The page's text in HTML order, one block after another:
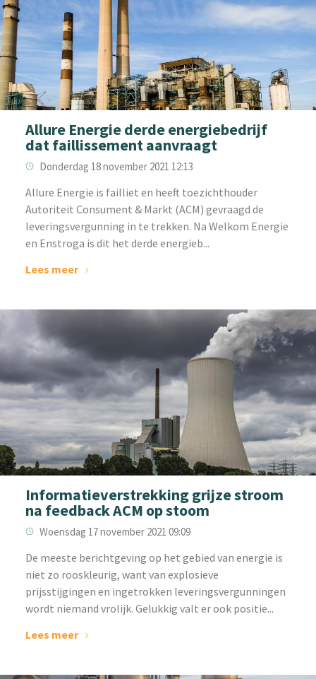
Allure Energie derde energiebedrijf
dat faillissement aanvraagt
Donderdag 18 november 2021 12:13
‌Allure Energie is failliet en heeft toezichthouder
Autoriteit Consument & Markt (ACM) gevraagd de
leveringsvergunning in te trekken. Na Welkom Energie
en Enstroga is dit het derde energieb...
Lees meer
Informatieverstrekking grijze stroom
na feedback ACM op stoom
Woensdag 17 november 2021 09:09
De meeste berichtgeving op het gebied van energie is
niet zo rooskleurig, want van explosieve
prijsstijgingen en ingetrokken leveringsvergunningen
wordt niemand vrolijk. Gelukkig valt er ook positie...
Lees meer